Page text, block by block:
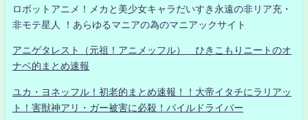
ロボットアニメ！メカと美少女キャラだいすき永遠の非リア充・
非モテ星人 ！あらゆるマニアの為のマニアックサイト
アニゲタレスト（元祖！アニメッフル） ひきこもりニートのオ
ナベ的まとめ速報
ユカ・ヨネッフル！初老的まとめ速報！！大帝イタチにラリアッ
ト！害獣神アリ・ガー被害に必殺！パイルドライバー